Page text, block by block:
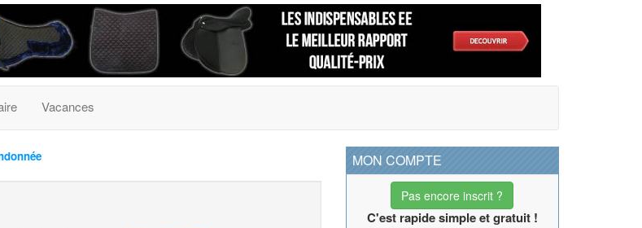
Vacances
MON COMPTE
Pas encore inscrit ?
C'est rapide simple et gratuit !